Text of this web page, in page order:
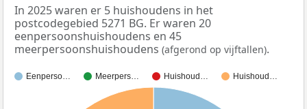
In 2025 waren er 5 huishoudens in het
postcodegebied 5271 BG. Er waren 20
eenpersoonshuishoudens en 45
meerpersoonshuishoudens (afgerond op vijftallen).
Eenperso… Meerpers… Huishoud… Huishoud…